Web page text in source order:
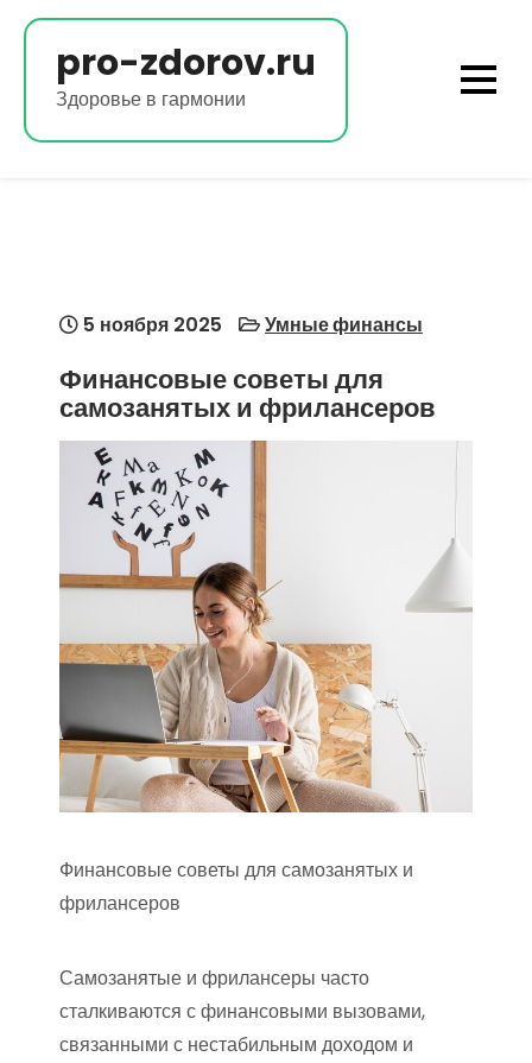
Перейти
содержимомуpro-zdorov.ru
Здоровье в гармонии
5 ноября 2025 Умные финансы
Финансовые советы для
самозанятых и фрилансеров
Финансовые советы для самозанятых и
фрилансеров
Самозанятые и фрилансеры часто
сталкиваются с финансовыми вызовами,
связанными с нестабильным доходом и